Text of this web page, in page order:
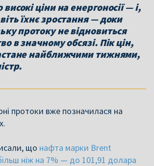
ціни на енергоносії — і,
їхнє зростання — доки
протоку не відновиться
в значному обсязі. Пік цін,
найближчими тижнями,
протоки вже позначилася на
що нафта марки Brent
ніж на 7% — до 101,91 долара